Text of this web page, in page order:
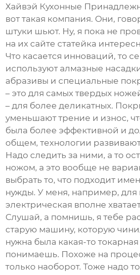
Хайвэй Кухонные
вот такая компания. Они,
штуки шьют. Ну, я пока не
на их сайте статейка
Что касается инноваций, то
используют алмазные
абразивы и специальные
– это для самых твердых
– для более деликатных.
уменьшают трение и износ,
была более эффективной и
общем, технологии
Надо следить за ними, а то
ножом, а это вообще не
выбрать то, что подходит
нужды. У меня, например, для
электрическая вполне
Слушай, а помнишь, я тебе
старую машину, которую
нужна была какая-то токарная
понимаешь. Похоже на
только наоборот. Тоже надо